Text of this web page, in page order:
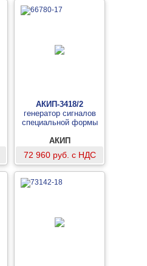
АКИП-3418/2
генератор сигналов
специальной формы
АКИП
72 960 руб. с НДС